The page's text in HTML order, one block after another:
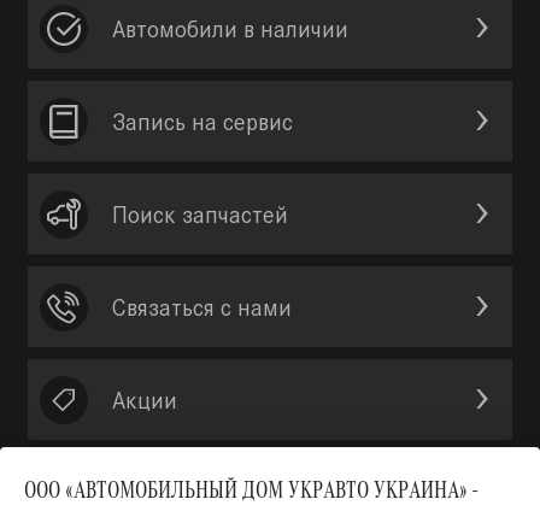
ООО «АВТОМОБИЛЬНЫЙ ДОМ УКРАВТО УКРАИНА» -
Автомобили в наличии
Запись на сервис
Поиск запчастей
Связаться с нами
Акции